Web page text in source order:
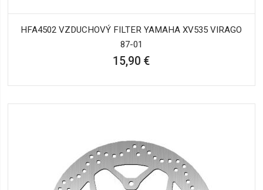
HFA4502 VZDUCHOVÝ FILTER YAMAHA XV535 VIRAGO
87-01
15,90 €